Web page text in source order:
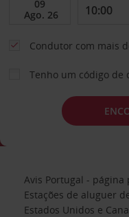
Condutor com mais
Tenho um código de
Avis Portugal - página
Estações de aluguer
Estados Unidos e